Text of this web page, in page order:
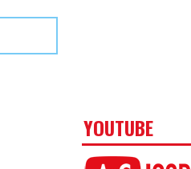
YOUTUBE